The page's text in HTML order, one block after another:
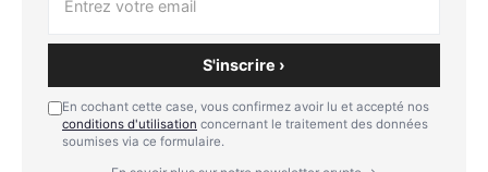
S'inscrire ›
En cochant cette case, vous confirmez avoir lu et accepté nos
conditions d'utilisation concernant le traitement des données
soumises via ce formulaire.